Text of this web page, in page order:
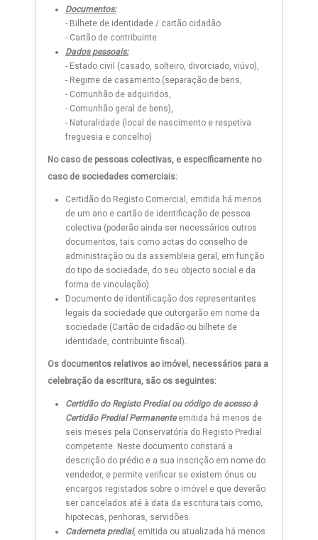
Documentos:
- Bilhete de identidade / cartão cidadão
- Cartão de contribuinte.
Dados pessoais:
- Estado civil (casado, solteiro, divorciado, viúvo),
- Regime de casamento (separação de bens,
- Comunhão de adquiridos,
- Comunhão geral de bens),
- Naturalidade (local de nascimento e respetiva
freguesia e concelho)
No caso de pessoas colectivas, e especificamente no
caso de sociedades comerciais:
Certidão do Registo Comercial, emitida há menos
de um ano e cartão de identificação de pessoa
colectiva (poderão ainda ser necessários outros
documentos, tais como actas do conselho de
administração ou da assembleia geral, em função
do tipo de sociedade, do seu objecto social e da
forma de vinculação).
Documento de identificação dos representantes
legais da sociedade que outorgarão em nome da
sociedade (Cartão de cidadão ou bilhete de
identidade, contribuinte fiscal).
Os documentos relativos ao imóvel, necessários para a
celebração da escritura, são os seguintes:
Certidão do Registo Predial ou código de acesso à
Certidão Predial Permanenteemitida há menos de
seis meses pela Conservatória do Registo Predial
competente. Neste documento constará a
descrição do prédio e a sua inscrição em nome do
vendedor, e permite verificar se existem ónus ou
encargos registados sobre o imóvel e que deverão
ser cancelados até à data da escritura tais como,
hipotecas, penhoras, servidões.
Caderneta predial, emitida ou atualizada há menos